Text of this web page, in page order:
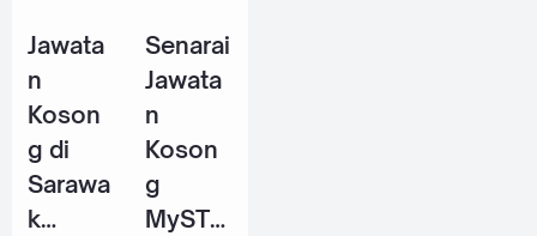
- 25
Jun
2026
29 Mei
2026
Jawata
n
Koson
g di
Sarawa
k
Senarai
Jawata
n
Koson
g
MySTE